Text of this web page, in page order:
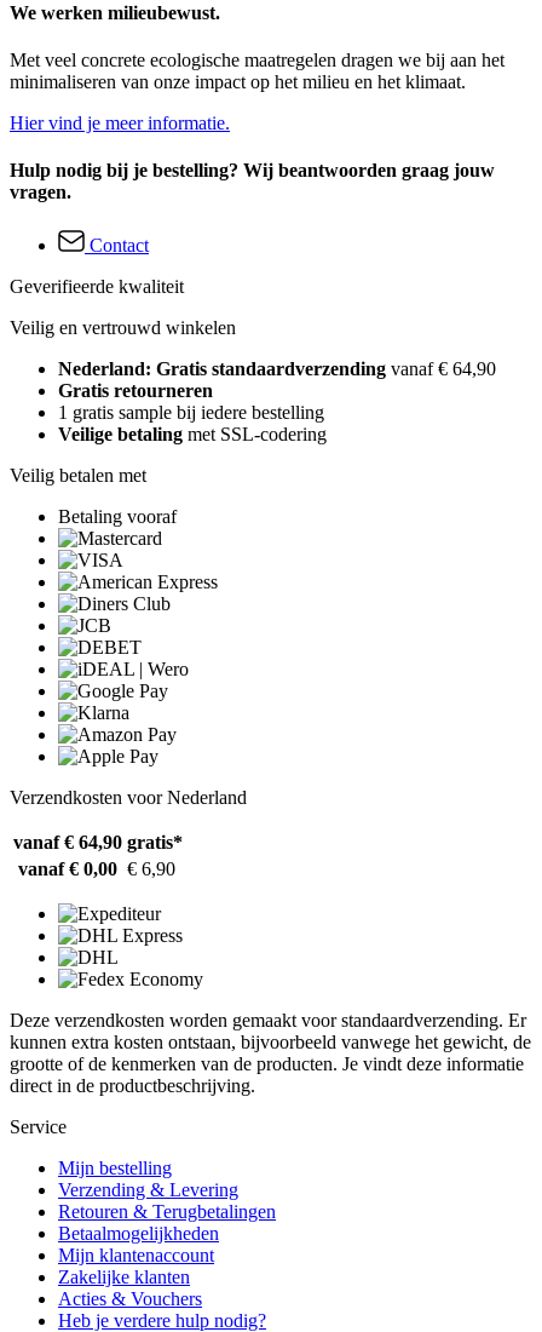
We werken milieubewust.
Met veel concrete ecologische maatregelen dragen we bij aan het
minimaliseren van onze impact op het milieu en het klimaat.
Hier vind je meer informatie.
Hulp nodig bij je bestelling? Wij beantwoorden graag jouw
vragen.
Contact
Geverifieerde kwaliteit
Veilig en vertrouwd winkelen
Nederland: Gratis standaardverzending vanaf € 64,90
Gratis retourneren
1 gratis sample bij iedere bestelling
Veilige betaling met SSL-codering
Veilig betalen met
Betaling vooraf
Verzendkosten voor Nederland
vanaf € 64,90 gratis*
vanaf € 0,00 € 6,90
Deze verzendkosten worden gemaakt voor standaardverzending. Er
kunnen extra kosten ontstaan, bijvoorbeeld vanwege het gewicht, de
grootte of de kenmerken van de producten. Je vindt deze informatie
direct in de productbeschrijving.
Service
Mijn bestelling
Verzending & Levering
Retouren & Terugbetalingen
Betaalmogelijkheden
Mijn klantenaccount
Zakelijke klanten
Acties & Vouchers
Heb je verdere hulp nodig?